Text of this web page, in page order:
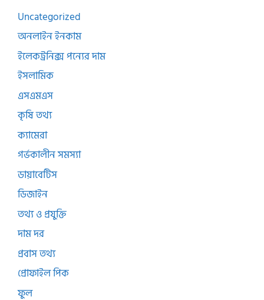
Uncategorized
অনলাইন ইনকাম
ইলেকট্রনিক্স পন্যের দাম
ইসলামিক
এসএমএস
কৃষি তথ্য
ক্যামেরা
গর্ভকালীন সমস্যা
ডায়াবেটিস
ডিজাইন
তথ্য ও প্রযুক্তি
দাম দর
প্রবাস তথ্য
প্রোফাইল পিক
ফুল